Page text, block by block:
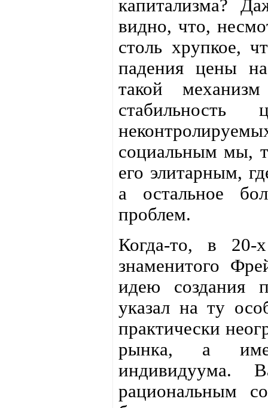
капитализма?
видно, что,
столь хрупкое,
падения цены
такой
социальным мы,
его элитарным,
а остальное
проблем.
Когда-то, в 20-
знаменитого
идею создания
указал на ту
практически
рынка, а
индивидуума.
рациональным